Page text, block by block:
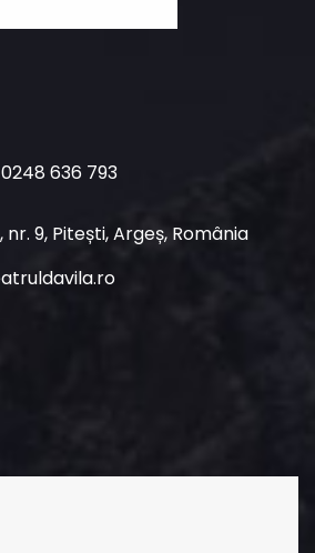
636 793
9, Pitești, Argeș, România